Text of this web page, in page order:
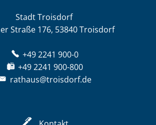
Stadt Troisdorf
Straße 176, 53840 Troisdorf
+49 2241 900-0
+49 2241 900-800
rathaus@troisdorf.de